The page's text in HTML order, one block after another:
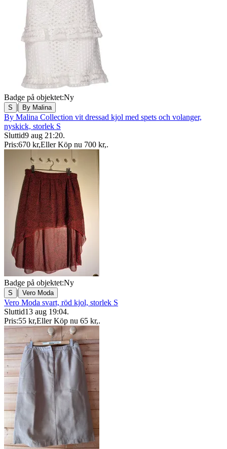
Badge på objektet:Ny
S | By Malina
By Malina Collection vit dressad kjol med spets och volanger,
nyskick, storlek S
Sluttid9 aug 21:20.
Pris:670 kr,Eller Köp nu 700 kr,.
Badge på objektet:Ny
S | Vero Moda
Vero Moda svart, röd kjol, storlek S
Sluttid13 aug 19:04.
Pris:55 kr,Eller Köp nu 65 kr,.